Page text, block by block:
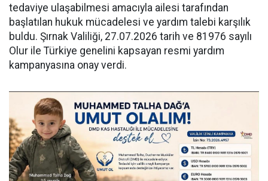
tedaviye ulaşabilmesi amacıyla ailesi tarafından
başlatılan hukuk mücadelesi ve yardım talebi karşılık
buldu. Şırnak Valiliği, 27.07.2026 tarih ve 81976 sayılı
Olur ile Türkiye genelini kapsayan resmi yardım
kampanyasına onay verdi.